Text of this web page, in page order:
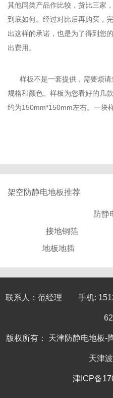
架空防静电地板推荐
防静
接地铜箔
地板地插
其他同类产品作比较，货比三家
到底如何。经过对比后再购买，
出这样的承诺，也是为了得到您
出费用。
样板不是一套提供，需要烦请
规格和颜色。样板为您看好的几
约为150mm*150mm左右。一块
联系人：范经理 手机:
版权所有： 天津防静电地板-
天津
津ICP备